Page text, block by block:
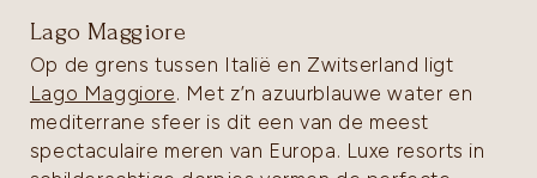
Lago Maggiore
Op de grens tussen Italië en Zwitserland ligt
Lago Maggiore. Met z’n azuurblauwe water en
mediterrane sfeer is dit een van de meest
spectaculaire meren van Europa. Luxe resorts in